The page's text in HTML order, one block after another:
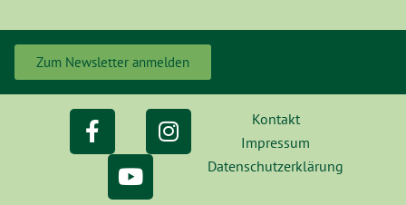
Zum Newsletter anmelden
Kontakt
Impressum
Datenschutzerklärung